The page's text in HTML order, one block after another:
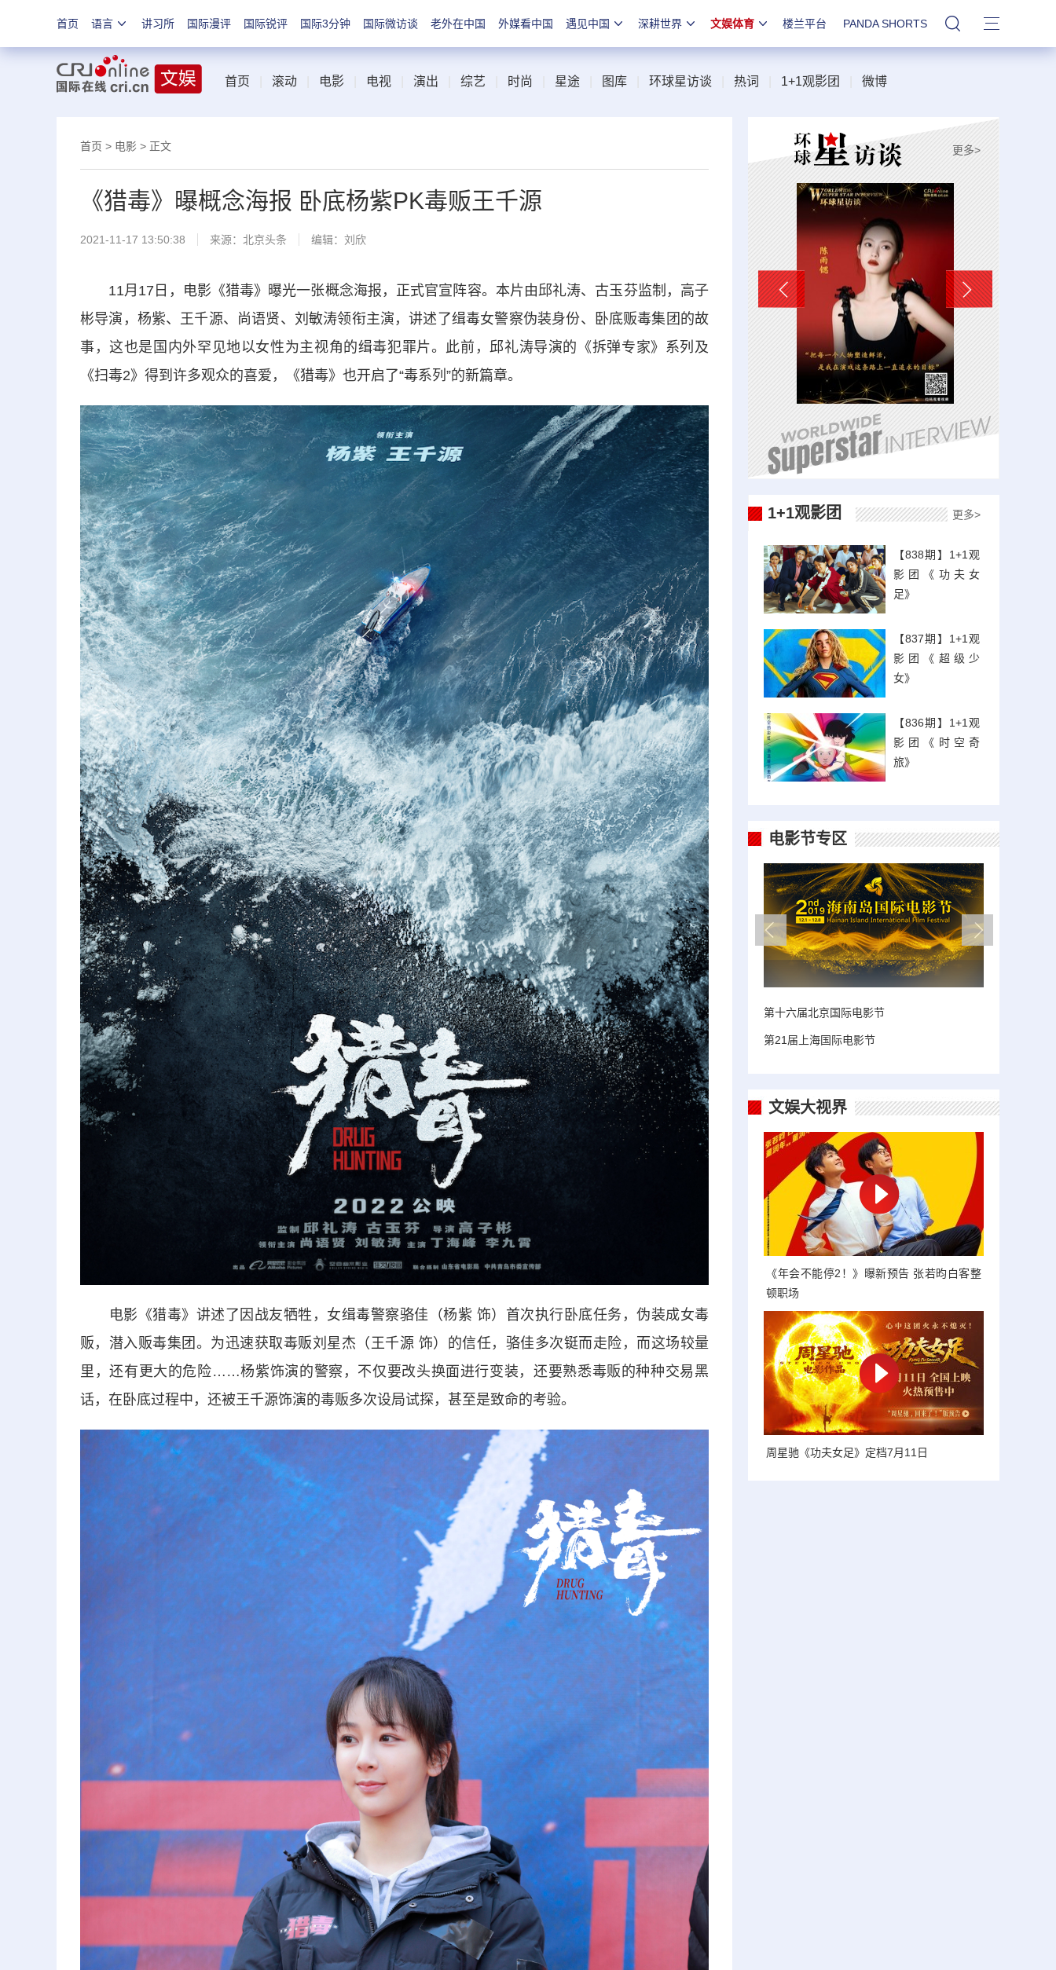
首页 语言 讲习所 国际漫评 国际锐评 国际3分钟 国际微访谈 老外在中国 外媒看中国 遇见中国 深耕世界 文娱体育 楼兰平台 PANDA SHORTS 站内搜索
首页 滚动 电影 电视 演出 综艺 时尚 星途 图库 环球星访谈 热词 1+1观影团 微博
首页 > 电影 > 正文
《猎毒》曝概念海报 卧底杨紫PK毒贩王千源
2021-11-17 13:50:38 来源： 北京头条 编辑：刘欣
11月17日，电影《猎毒》曝光一张概念海报，正式官宣阵容。本片由邱礼涛、古玉芬监制，高子
彬导演， 杨紫、王千源、尚语贤、刘敏涛领衔主演，讲述了缉毒女警察伪装身份、卧底贩毒集团的故
事，这也是国内外罕见地以女性为主视角的缉毒犯罪片。此前，邱礼涛导演的《拆弹专家》系列及
《扫毒2》得到许多观众的喜爱，《猎毒》也开启了“毒系列”的新篇章。
电影《猎毒》讲述了因战友牺牲，女缉毒警察骆佳（杨紫 饰）首次执行卧底任务，伪装成女毒
贩，潜入贩毒集团。为迅速获取毒贩刘星杰（王千源 饰）的信任，骆佳多次铤而走险，而这场较量
里，还有更大的危险……杨紫饰演的警察，不仅要改头换面进行变装，还要熟悉毒贩的种种交易黑
话，在卧底过程中，还被王千源饰演的毒贩多次设局试探，甚至是致命的考验。
更多>
1+1观影团 更多>
【838期】1+1观
影团《功夫女
足》
【837期】1+1观
影团《超级少
女》
【836期】1+1观
影团《时空奇
旅》
电影节专区
第十六届北京国际电影节
第21届上海国际电影节
文娱大视界
《年会不能停2！》曝新预告 张若昀白客整
顿职场
周星驰《功夫女足》定档7月11日